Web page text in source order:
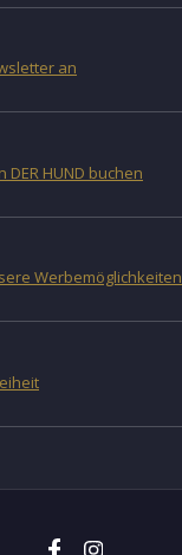
an
HUND buchen
Werbemöglichkeiten